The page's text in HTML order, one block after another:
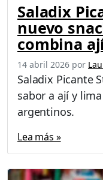
Saladix
nuevo
combina
14 abril 2026 por
Saladix Picante
sabor a ají y
argentinos.
Lea más »